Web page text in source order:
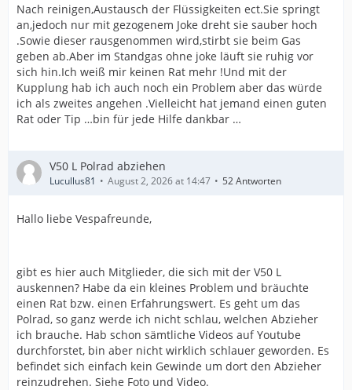
Nach reinigen,Austausch der Flüssigkeiten ect.Sie springt
an,jedoch nur mit gezogenem Joke dreht sie sauber hoch
.Sowie dieser rausgenommen wird,stirbt sie beim Gas
geben ab.Aber im Standgas ohne joke läuft sie ruhig vor
sich hin.Ich weiß mir keinen Rat mehr !Und mit der
Kupplung hab ich auch noch ein Problem aber das würde
ich als zweites angehen .Vielleicht hat jemand einen guten
Rat oder Tip …bin für jede Hilfe dankbar …
V50 L Polrad abziehen
Lucullus81 August 2, 2026 at 14:47 52 Antworten
Hallo liebe Vespafreunde,
gibt es hier auch Mitglieder, die sich mit der V50 L
auskennen? Habe da ein kleines Problem und bräuchte
einen Rat bzw. einen Erfahrungswert. Es geht um das
Polrad, so ganz werde ich nicht schlau, welchen Abzieher
ich brauche. Hab schon sämtliche Videos auf Youtube
durchforstet, bin aber nicht wirklich schlauer geworden. Es
befindet sich einfach kein Gewinde um dort den Abzieher
reinzudrehen. Siehe Foto und Video.